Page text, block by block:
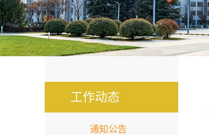
工作动态
通知公告